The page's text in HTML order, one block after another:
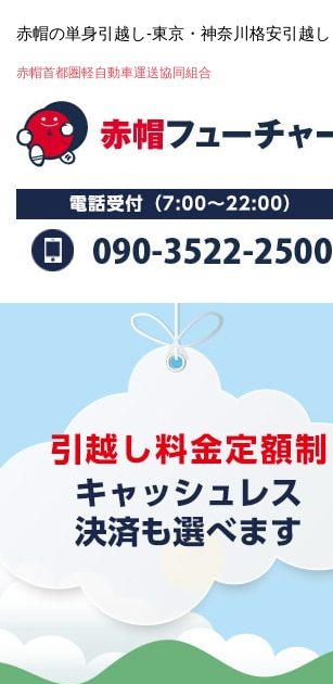
赤帽の単身引越し-東京・神奈川格安引越
赤帽首都圏軽自動車運送協同組合